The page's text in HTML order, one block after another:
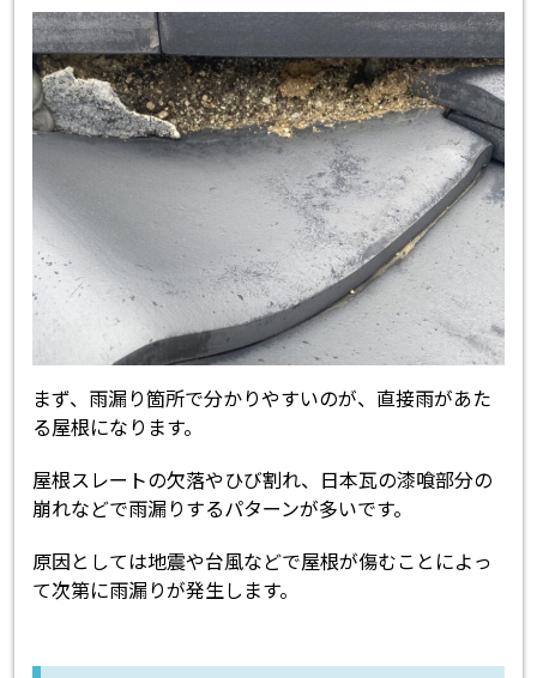
まず、雨漏り箇所で分かりやすいのが、直接雨があた
る屋根になります。
屋根スレートの欠落やひび割れ、日本瓦の漆喰部分の
崩れなどで雨漏りするパターンが多いです。
原因としては地震や台風などで屋根が傷むことによっ
て次第に雨漏りが発生します。